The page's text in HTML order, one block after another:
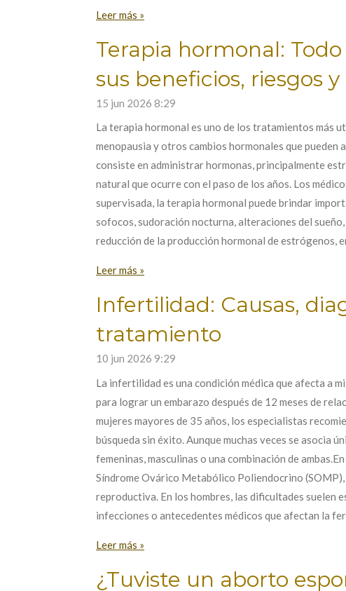
Leer más »
Terapia hormonal:
sus beneficios, riesgos
15 jun 2026 8:29
La terapia hormonal es uno de los tratamientos más
menopausia y otros cambios hormonales que
consiste en administrar hormonas, principalmente
natural que ocurre con el paso de los años. Los
supervisada, la terapia hormonal puede brindar
sofocos, sudoración nocturna, alteraciones del
reducción de la producción hormonal de estrógenos,
Leer más »
Infertilidad: Causas,
tratamiento
10 jun 2026 9:29
La infertilidad es una condición médica que afecta a
para lograr un embarazo después de 12 meses de
mujeres mayores de 35 años, los especialistas
búsqueda sin éxito. Aunque muchas veces se asocia
femeninas, masculinas o una combinación de
Síndrome Ovárico Metabólico Poliendocrino
reproductiva. En los hombres, las dificultades suelen
infecciones o antecedentes médicos que afectan la
Leer más »
¿Tuviste un aborto